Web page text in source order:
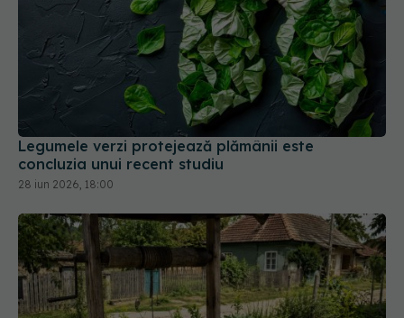
Legumele verzi protejează plămânii este
concluzia unui recent studiu
28 iun 2026, 18:00